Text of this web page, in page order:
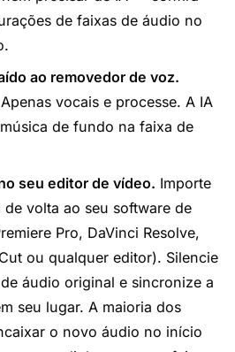
de faixas de áudio no
ao removedor de voz.
vocais e processe. A IA
de fundo na faixa de
seu editor de vídeo. Importe
volta ao seu software de
Pro, DaVinci Resolve,
ou qualquer editor). Silencie
áudio original e sincronize a
seu lugar. A maioria dos
o novo áudio no início